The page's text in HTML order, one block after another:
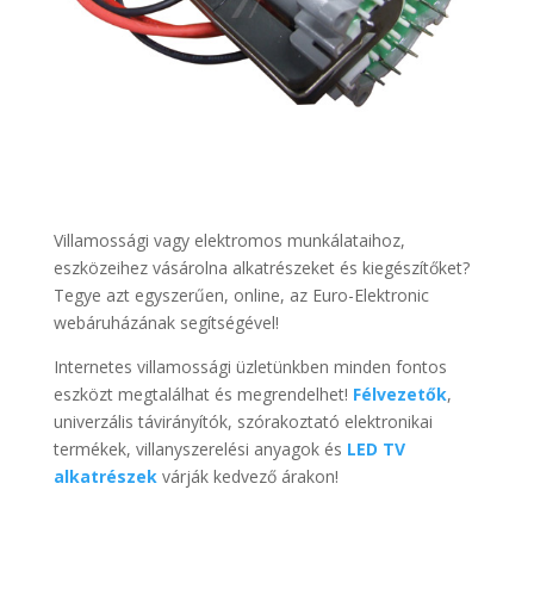
Villamossági vagy elektromos munkálataihoz,
eszközeihez vásárolna alkatrészeket és kiegészítőket?
Tegye azt egyszerűen, online, az Euro-Elektronic
webáruházának segítségével!
Internetes villamossági üzletünkben minden fontos
eszközt megtalálhat és megrendelhet! Félvezetők,
univerzális távirányítók, szórakoztató elektronikai
termékek, villanyszerelési anyagok és LED TV
alkatrészekvárják kedvező árakon!